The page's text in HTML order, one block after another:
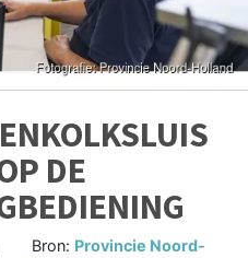
DE
Bron: Provincie Noord-